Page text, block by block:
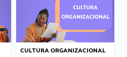
CULTURA ORGANIZACIONAL